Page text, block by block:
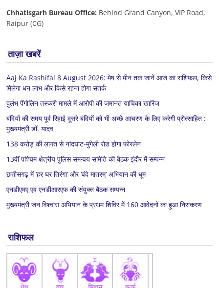
Chhatisgarh Bureau Office: Behind Grand Canyon, VIP Road,
Raipur (CG)
ताज़ा खबरें
Aaj Ka Rashifal 8 August 2026: मेष से मीन तक जानें आज का राशिफल, किसे
मिलेगा धन लाभ और किसे रहना होगा सतर्क
दुर्लभ पैंगोलिन तस्करी मामले में आरोपी की जमानत याचिका खारिज
बंदियों की समय पूर्व रिहाई दूसरे बंदियों को भी अच्छे आचरण के लिए करेगी प्रोत्साहित :
मुख्यमंत्री डॉ. यादव
138 करोड़ की लागत से नांदघाट-मुंगेली रोड होगा फोरलेन
13वीं पश्चिम क्षेत्रीय पुलिस समन्वय समिति की बैठक इंदौर में सम्पन्न
छत्तीसगढ़ में ‘हर घर तिरंगा’ और ‘वंदे मातरम्’ अभियान की धूम
एनडीएमए एवं एनडीआरएफ की संयुक्त बैठक सम्पन्न
मुख्यमंत्री जन विश्वास अभियान के प्रथम शिविर में 160 आवेदनों का हुआ निराकरण
राशिफल